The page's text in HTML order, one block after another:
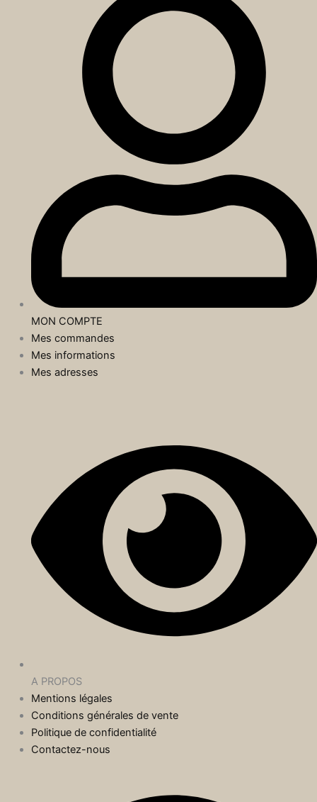
MON COMPTE
Mes commandes
Mes informations
Mes adresses
A PROPOS
Mentions légales
Conditions générales de vente
Politique de confidentialité
Contactez-nous